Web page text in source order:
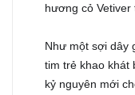
hương cỏ Vetiver
Như một sợi dây
tim trẻ khao khát
kỷ nguyên mới